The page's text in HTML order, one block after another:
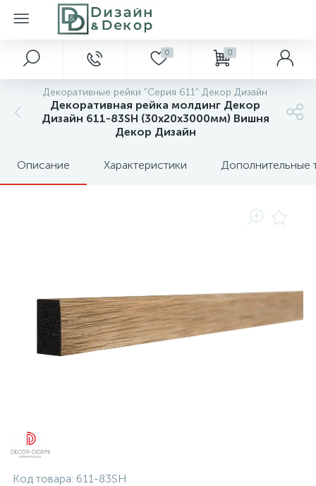
0 0
Декоративные рейки "Серия 611" Декор Дизайн
Декоративная рейка молдинг Декор
Дизайн 611-83SH (30x20x3000мм) Вишня
Декор Дизайн
Описание Характеристики Дополнительные
Код товара: 611-83SH